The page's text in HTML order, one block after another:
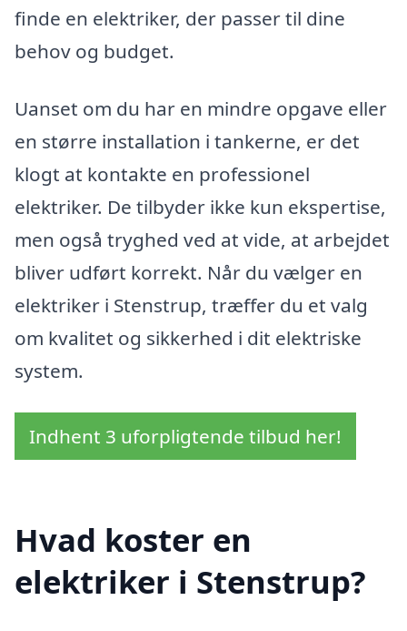
finde en elektriker, der passer til dine
behov og budget.
Uanset om du har en mindre opgave eller
en større installation i tankerne, er det
klogt at kontakte en professionel
elektriker. De tilbyder ikke kun ekspertise,
men også tryghed ved at vide, at arbejdet
bliver udført korrekt. Når du vælger en
elektriker i Stenstrup, træffer du et valg
om kvalitet og sikkerhed i dit elektriske
system.
Indhent 3 uforpligtende tilbud her!
Hvad koster en
elektriker i Stenstrup?